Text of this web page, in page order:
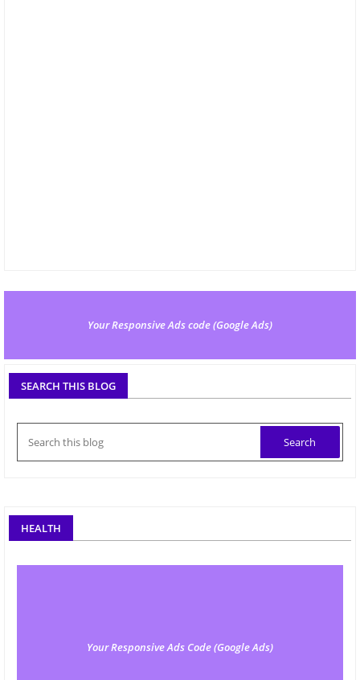
Your Responsive Ads code (Google Ads)
SEARCH THIS BLOG
HEALTH
Your Responsive Ads Code (Google Ads)